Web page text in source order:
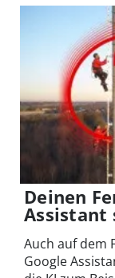
Deinen
Assistant
Auch auf dem
Google